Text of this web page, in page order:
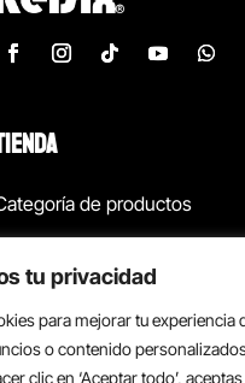
tu privacidad
para mejorar tu experiencia
o contenido
clic en ‘Aceptar todo’,
de productos
¡Las mejores ofertas!
to school